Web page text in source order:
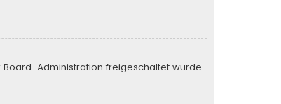
Administration freigeschaltet wurde.